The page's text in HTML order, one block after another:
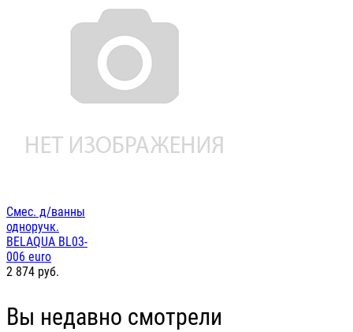
Смес. д/ванны
одноручк.
BELAQUA BL03-
006 euro
2 874 руб.
Вы недавно смотрели